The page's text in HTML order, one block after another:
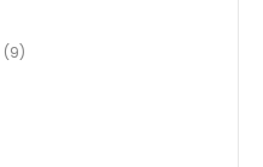
(9)